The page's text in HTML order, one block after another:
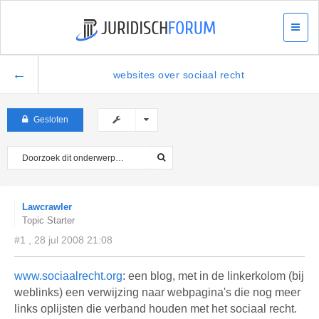
← websites over sociaal recht
Gesloten
Lawcrawler
Topic Starter
#1 , 28 jul 2008 21:08
www.sociaalrecht.org: een blog, met in de linkerkolom (bij
weblinks) een verwijzing naar webpagina's die nog meer
links oplijsten die verband houden met het sociaal recht.